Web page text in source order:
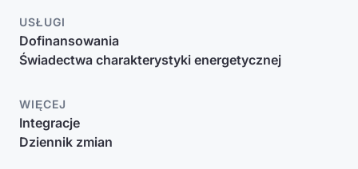
USŁUGI
Dofinansowania
Świadectwa charakterystyki energetycznej
WIĘCEJ
Integracje
Dziennik zmian